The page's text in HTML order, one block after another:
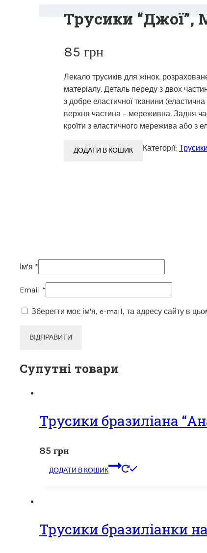
Трусики “Джої”,
85 грн
Лекало трусиків для жінок.
матеріалу. Деталь переду з двох
з добре еластичної тканини (еластична
верхня частина – мереживна. Задня
кроїти з еластичного мережива або з
ДОДАТИ В КОШИК Категорії: Трусики
Ім'я *
Email *
Зберегти моє ім'я, e-mail, та адресу сайту в
Супутні товари
Трусики бразиліана
85 грн
ДОДАТИ В КОШИК
Трусики бразиліанки